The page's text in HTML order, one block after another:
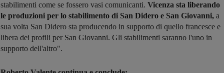
stabilimenti come se fossero vasi comunicanti. Vicenza sta liberando
le produzioni per lo stabilimento di San Didero e San Giovanni, a
sua volta San Didero sta producendo in supporto di quello francesce e
libera dei profili per San Giovanni. Gli stabilimenti saranno l'uno in
supporto dell'altro".